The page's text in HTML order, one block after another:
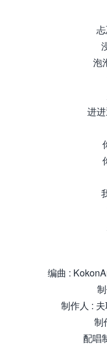
泡
进
编曲 :
制作人 :
制
配唱